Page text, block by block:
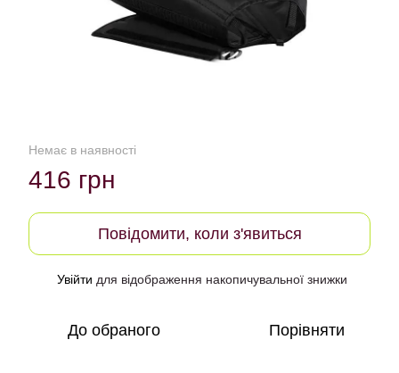
Немає в наявності
416 грн
Повідомити, коли з'явиться
Увійти для відображення накопичувальної знижки
До обраного Порівняти